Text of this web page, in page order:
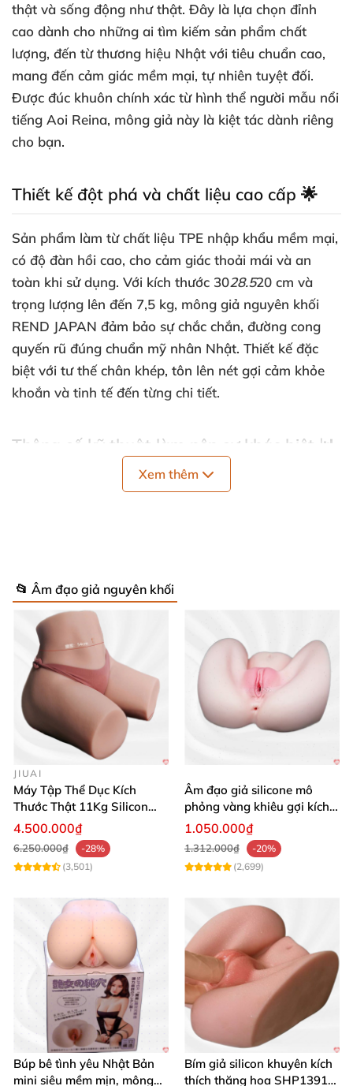
thật và sống động như thật. Đây là lựa chọn đỉnh
cao dành cho những ai tìm kiếm sản phẩm chất
lượng, đến từ thương hiệu Nhật với tiêu chuẩn cao,
mang đến cảm giác mềm mại, tự nhiên tuyệt đối.
Được đúc khuôn chính xác từ hình thể người mẫu nổi
tiếng Aoi Reina, mông giả này là kiệt tác dành riêng
cho bạn.
Thiết kế đột phá và chất liệu cao cấp 🌟
Sản phẩm làm từ chất liệu TPE nhập khẩu mềm mại,
có độ đàn hồi cao, cho cảm giác thoải mái và an
toàn khi sử dụng. Với kích thước 3028.520 cm và
trọng lượng lên đến 7,5 kg, mông giả nguyên khối
REND JAPAN đảm bảo sự chắc chắn, đường cong
quyến rũ đúng chuẩn mỹ nhân Nhật. Thiết kế đặc
biệt với tư thế chân khép, tôn lên nét gợi cảm khỏe
khoắn và tinh tế đến từng chi tiết.
Thông số kỹ thuật làm nên sự khác biệt 📊
Thương hiệu: Rends – Nhật Bản
Trọng lượng: 7,5 kg (7,6 kg tính cả bao bì)
Điều khiển: Thủ công, cực kỳ đơn giản khi sử
dụng
Phụ kiện đi kèm: Thẻ bảo hành + Hộp bảo quản
tiện lợi
Hãng sản xuất: Hunan Fanjia Bionic Technology
Co., Ltd.
Hướng dẫn sử dụng: Kết hợp với chất bôi trơn để
tăng trải nghiệm, dễ dàng vệ sinh bằng nước
sạch và sữa tắm
Xem thêm
📂 Âm đạo giả nguyên khối
JIUAI
Máy Tập Thể Dục Kích
Thước Thật 11Kg Silicon
Cao Cấp Nhật Bản
4.500.000₫
6.250.000₫
-28%
(3,501)
Âm đạo giả silicone mô
phỏng vàng khiêu gợi kích
thích mua
1.050.000₫
1.312.000₫
-20%
(2,699)
Búp bê tình yêu Nhật Bản
mini siêu mềm mịn, mông
Bím giả silicon khuyên kích
thích thăng hoa SHP1391